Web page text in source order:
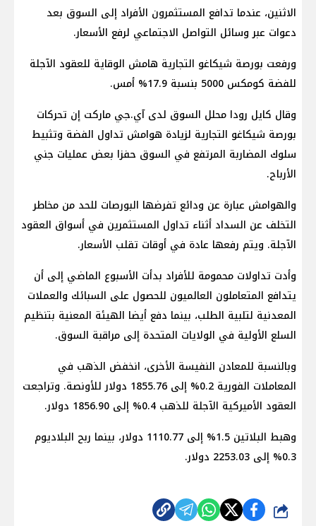
الاثنين، عندما تدافع المستثمرون الأفراد إلى السوق بعد
دعوات عبر وسائل التواصل الاجتماعي لرفع الأسعار.
ورفعت بورصة شيكاغو التجارية هامش الوقاية للعقود الآجلة
للفضة كومكس 5000 بنسبة 17.9% أمس.
وقال كايل رودا محلل السوق لدى آي.جي ماركت إن تحركات
بورصة شيكاغو التجارية لزيادة هوامش تداول الفضة وتثبيط
سلوك المضاربة المرتفع في السوق حفزا بعض عمليات جني
الأرباح.
والهوامش عبارة عن ودائع تفرضها البورصات للحد من مخاطر
التخلف عن السداد أثناء تداول المستثمرين في أسواق العقود
الآجلة. ويتم رفعها عادة في أوقات تقلب الأسعار.
وأدت تداولات محمومة للأفراد بدأت الأسبوع الماضي إلى أن
يتدافع المتعاملون العالميون للحصول على السبائك والعملات
المعدنية لتلبية الطلب، بينما دفع أيضا الهيئة المعنية بتنظيم
السلع الأولية في الولايات المتحدة إلى مراقبة السوق.
وبالنسبة للمعادن النفيسة الأخرى، انخفض الذهب في
المعاملات الفورية 0.2% إلى 1855.76 دولار للأونصة. وتراجعت
العقود الأميركية الآجلة للذهب 0.4% إلى 1856.90 دولار.
وهبط البلاتين 1.5% إلى 1110.77 دولار، بينما ربح البلاديوم
0.3% إلى 2253.03 دولار.
شارك